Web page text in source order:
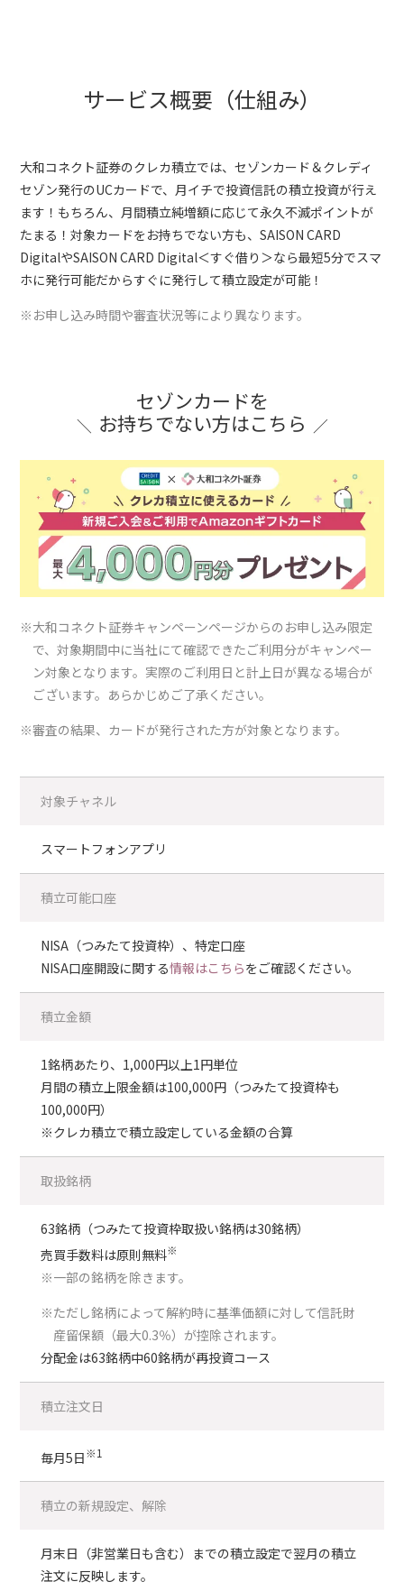
サービス概要（仕組み）
大和コネクト証券のクレカ積立では、セゾンカード＆クレディ
セゾン発行のUCカードで、月イチで投資信託の積立投資が行え
ます！もちろん、月間積立純増額に応じて永久不滅ポイントが
たまる！対象カードをお持ちでない方も、SAISON CARD
DigitalやSAISON CARD Digital＜すぐ借り＞なら最短5分でスマ
ホに発行可能だからすぐに発行して積立設定が可能！
※お申し込み時間や審査状況等により異なります。
セゾンカードを
お持ちでない方はこちら
※大和コネクト証券キャンペーンページからのお申し込み限定
で、対象期間中に当社にて確認できたご利用分がキャンペー
ン対象となります。実際のご利用日と計上日が異なる場合が
ございます。あらかじめご了承ください。
※審査の結果、カードが発行された方が対象となります。
対象チャネル
スマートフォンアプリ
積立可能口座
NISA（つみたて投資枠）、特定口座
NISA口座開設に関する情報はこちらをご確認ください。
積立金額
1銘柄あたり、1,000円以上1円単位
月間の積立上限金額は100,000円（つみたて投資枠も
100,000円）
※クレカ積立で積立設定している金額の合算
取扱銘柄
63銘柄（つみたて投資枠取扱い銘柄は30銘柄）
売買手数料は原則無料※
※一部の銘柄を除きます。
※ただし銘柄によって解約時に基準価額に対して信託財
産留保額（最大0.3％）が控除されます。
分配金は63銘柄中60銘柄が再投資コース
積立注文日
毎月5日※1
積立の新規設定、解除
月末日（非営業日も含む）までの積立設定で翌月の積立
注文に反映します。